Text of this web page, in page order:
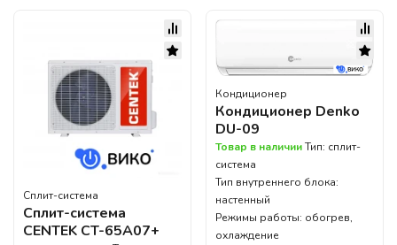
Сплит-система
Сплит-система
CENTEK CT-65A07+
Кондиционер
Кондиционер Denko
DU-09
Товар в наличииТип: сплит-
система
Тип внутреннего блока:
настенный
Режимы работы: обогрев,
охлаждение